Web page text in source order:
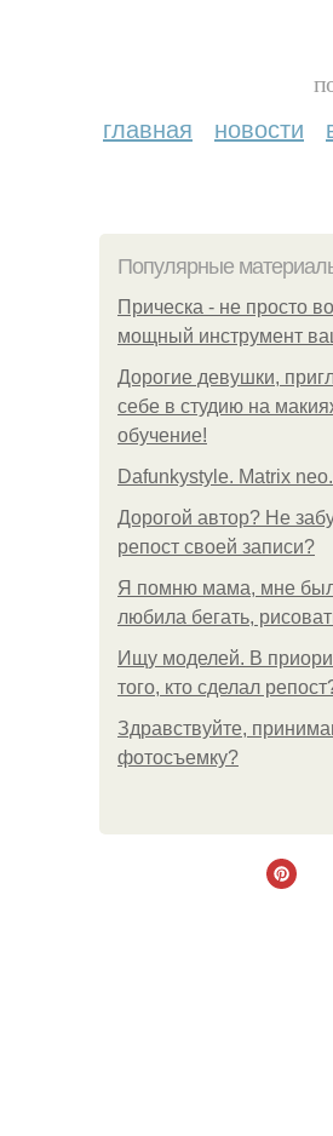
главная новости
Популярные
Прическа - не просто
мощный инструмент
Дорогие девушки,
себе в студию на
обучение!
Dafunkystyle. Matrix neo.
Дорогой автор? Не
репост своей записи?
Я помню мама, мне
любила бегать,
Ищу моделей. В
того, кто сделал
Здравствуйте,
фотосъемку?